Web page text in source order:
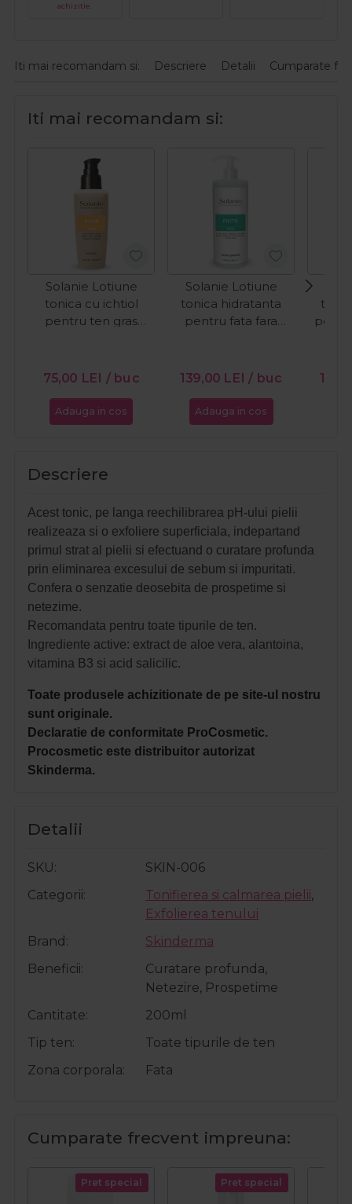
achizitie.
Iti mai recomandam si: Descriere Detalii Cumparate
Iti mai recomandam si:
Solanie Lotiune
tonica cu ichtiol
pentru ten gras
75,00 LEI / buc
Adauga in cos
Solanie Lotiune
tonica hidratanta
pentru fata fara
139,00 LEI / buc
Adauga in cos
Descriere
Acest tonic, pe langa reechilibrarea pH-ului pielii
realizeaza si o exfoliere superficiala, indepartand
primul strat al pielii si efectuand o curatare profunda
prin eliminarea excesului de sebum si impuritati.
Confera o senzatie deosebita de prospetime si
netezime.
Recomandata pentru toate tipurile de ten.
Ingrediente active: extract de aloe vera, alantoina,
vitamina B3 si acid salicilic.
Toate produsele achizitionate de pe site-ul nostru
sunt originale.
Declaratie de conformitate ProCosmetic.
Procosmetic este distribuitor autorizat
Skinderma.
Detalii
SKU
SKIN-006
Categorii
Tonifierea si calmarea pielii,
Exfolierea tenului
Brand
Skinderma
Beneficii
Curatare profunda,
Netezire, Prospetime
Cantitate
200ml
Tip ten
Toate tipurile de ten
Zona corporala
Fata
Cumparate frecvent impreuna:
Pret special Pret special